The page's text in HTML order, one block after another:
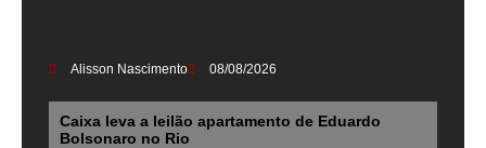
Alisson Nascimento 08/08/2026
Caixa leva a leilão apartamento de Eduardo
Bolsonaro no Rio